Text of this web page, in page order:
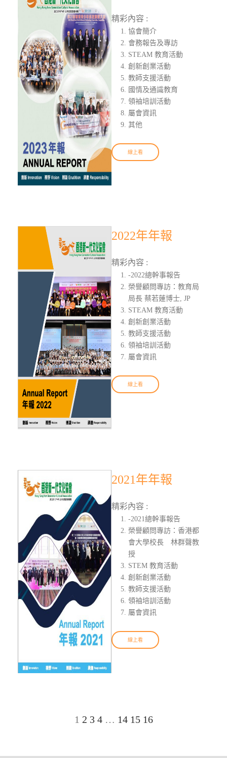
精彩內容 :
協會簡介
會務報告及專訪
STEAM 教育活動
創新創業活動
教師支援活動
國情及通識教育
領袖培訓活動
屬會資訊
其他
線上看
2022年年報
精彩內容 :
-2022總幹事報告
榮譽顧問專訪：教育局
局長 蔡若蓮博士, JP
STEAM 教育活動
創新創業活動
教師支援活動
領袖培訓活動
屬會資訊
線上看
2021年年報
精彩內容 :
-2021總幹事報告
榮譽顧問專訪：香港都
會大學校長 林群聲教
授
STEM 教育活動
創新創業活動
教師支援活動
領袖培訓活動
屬會資訊
線上看
1 2 3 4 … 14 15 16